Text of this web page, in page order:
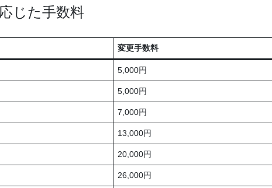
じた手数料
変更手数料
5,000円
5,000円
7,000円
13,000円
20,000円
26,000円